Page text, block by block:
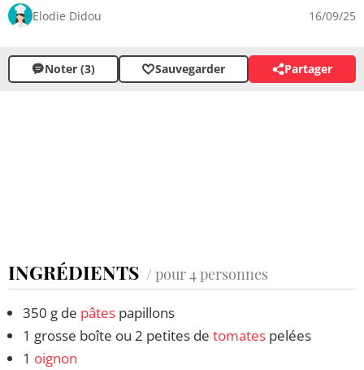
Elodie Didou 16/09/25
Noter (3) Sauvegarder Partager
INGRÉDIENTS / pour 4 personnes
350 g de pâtes papillons
1 grosse boîte ou 2 petites de tomates pelées
1 oignon